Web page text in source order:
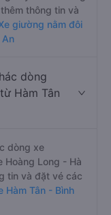
thông tin và
giường nằm đôi
An
dòng
Hàm Tân
dòng xe
Hoàng Long - Hà
tin và đặt vé các
Hàm Tân - Bình